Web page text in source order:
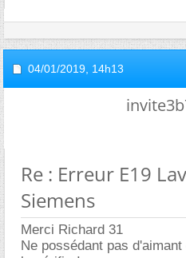
04/01/2019, 14h13
Re : Erreur E19
Siemens
Merci Richard 31
Ne possédant pas